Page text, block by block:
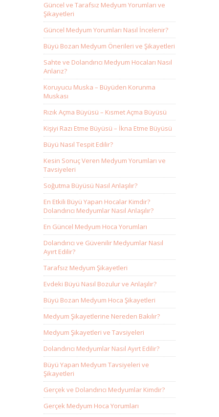
Güncel ve Tarafsız Medyum Yorumları ve
Şikayetleri
Güncel Medyum Yorumları Nasıl İncelenir?
Büyü Bozan Medyum Önerileri ve Şikayetleri
Sahte ve Dolandırıcı Medyum Hocaları Nasıl
Anlarız?
Koruyucu Muska – Büyüden Korunma
Muskası
Rızık Açma Büyüsü – Kısmet Açma Büyüsü
Kişiyi Razı Etme Büyüsü – İkna Etme Büyüsü
Büyü Nasıl Tespit Edilir?
Kesin Sonuç Veren Medyum Yorumları ve
Tavsiyeleri
Soğutma Büyüsü Nasıl Anlaşılır?
En Etkili Büyü Yapan Hocalar Kimdir?
Dolandırıcı Medyumlar Nasıl Anlaşılır?
En Güncel Medyum Hoca Yorumları
Dolandırıcı ve Güvenilir Medyumlar Nasıl
Ayırt Edilir?
Tarafsız Medyum Şikayetleri
Evdeki Büyü Nasıl Bozulur ve Anlaşılır?
Büyü Bozan Medyum Hoca Şikayetleri
Medyum Şikayetlerine Nereden Bakılır?
Medyum Şikayetleri ve Tavsiyeleri
Dolandırıcı Medyumlar Nasıl Ayırt Edilir?
Büyü Yapan Medyum Tavsiyeleri ve
Şikayetleri
Gerçek ve Dolandırıcı Medyumlar Kimdir?
Gerçek Medyum Hoca Yorumları